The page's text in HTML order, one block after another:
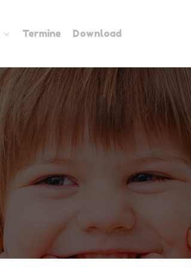
Termine Download